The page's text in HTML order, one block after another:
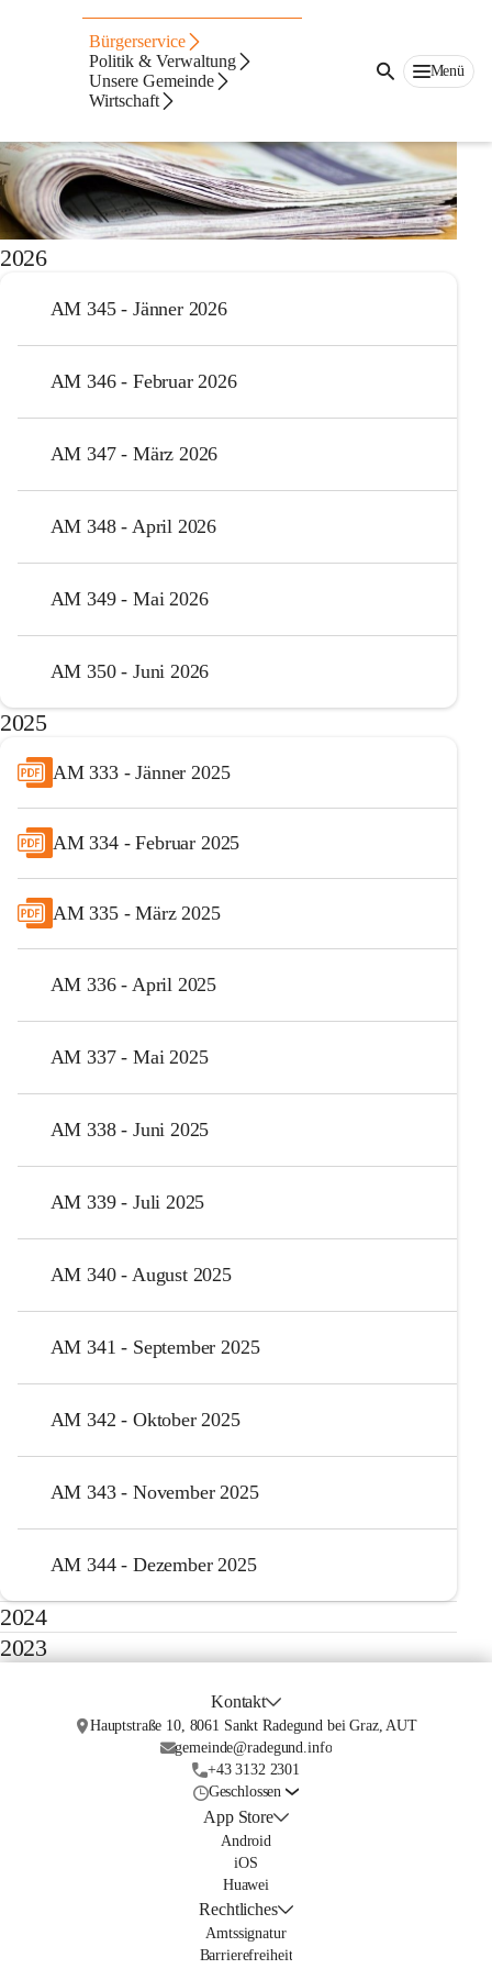
Bürgerservice
Politik & Verwaltung
Unsere Gemeinde
Wirtschaft
Menü
Amtliche Mitteilungen
Gemeindenachrichten
2026
AM 345 - Jänner 2026
AM 346 - Februar 2026
AM 347 - März 2026
AM 348 - April 2026
AM 349 - Mai 2026
AM 350 - Juni 2026
2025
AM 333 - Jänner 2025
AM 334 - Februar 2025
AM 335 - März 2025
AM 336 - April 2025
AM 337 - Mai 2025
AM 338 - Juni 2025
AM 339 - Juli 2025
AM 340 - August 2025
AM 341 - September 2025
AM 342 - Oktober 2025
AM 343 - November 2025
AM 344 - Dezember 2025
2024
2023
Kontakt
Hauptstraße 10, 8061 Sankt Radegund bei Graz, AUT
gemeinde@radegund.info
+43 3132 2301
Geschlossen
App Store
Android
iOS
Huawei
Rechtliches
Amtssignatur
Barrierefreiheit